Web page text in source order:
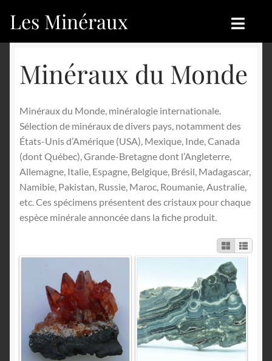
Aller
à
navigation
Aller
au
Les Minéraux
Catégories
Nouveautés
Achat
Mon compte
Boutique
Nouveautés
Blog
Achat
Contactez-nous
Minéraux du Monde
Minéraux du Monde, minéralogie internationale.
Sélection de minéraux de divers pays, notamment des
États-Unis d’Amérique (USA), Mexique, Inde, Canada
(dont Québec), Grande-Bretagne dont l’Angleterre,
Allemagne, Italie, Espagne, Belgique, Brésil, Madagascar,
Namibie, Pakistan, Russie, Maroc, Roumanie, Australie,
etc. Ces spécimens présentent des cristaux pour chaque
espèce minérale annoncée dans la fiche produit.